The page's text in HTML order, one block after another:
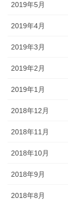
2019年5月
2019年4月
2019年3月
2019年2月
2019年1月
2018年12月
2018年11月
2018年10月
2018年9月
2018年8月